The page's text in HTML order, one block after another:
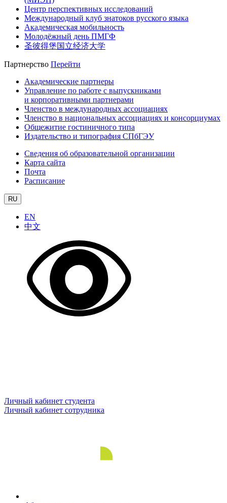
Центр перспективных исследований
Международный клуб знатоков русского языка
Академическая мобильность
Молодёжный день ПМГФ
圣彼得堡国立经济大学
Партнерство Перейти
Академические партнеры
Управление по работе с выпускниками
и корпоративными партнерами
Членство в международных ассоциациях
Членство в национальных ассоциациях и консорциумах
Общежитие гостиничного типа
Издательство и типография СПбГЭУ
Сведения об образовательной организации
Карта сайта
Почта
Расписание
RU
EN
中文
Личный кабинет студента
Личный кабинет сотрудника